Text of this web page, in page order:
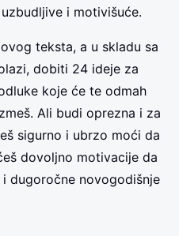
i motivišuće.
teksta, a u skladu sa
dobiti 24 ideje za
koje će te odmah
Ali budi oprezna i za
sigurno i ubrzo moći da
dovoljno motivacije da
dugoročne novogodišnje